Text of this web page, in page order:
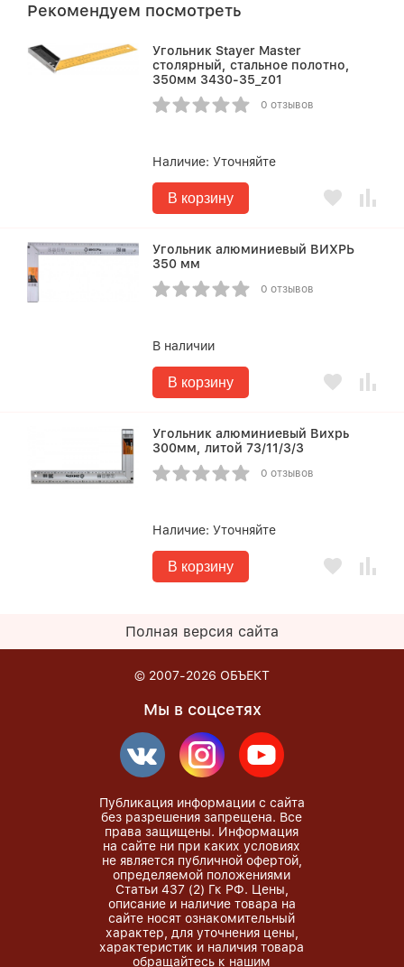
Рекомендуем посмотреть
Угольник Stayer Master
столярный, стальное полотно,
350мм 3430-35_z01
0 отзывов
Наличие:Уточняйте
В корзину
Угольник алюминиевый ВИХРЬ
350 мм
0 отзывов
В наличии
В корзину
Угольник алюминиевый Вихрь
300мм, литой 73/11/3/3
0 отзывов
Наличие:Уточняйте
В корзину
Полная версия сайта
© 2007-2026 ОБЪЕКТ
Мы в соцсетях
Публикация информации с сайта
без разрешения запрещена. Все
права защищены. Информация
на сайте ни при каких условиях
не является публичной офертой,
определяемой положениями
Статьи 437 (2) Гк РФ. Цены,
описание и наличие товара на
сайте носят ознакомительный
характер, для уточнения цены,
характеристик и наличия товара
обращайтесь к нашим